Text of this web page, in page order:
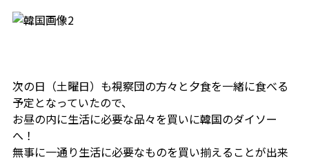
次の日（土曜日）も視察団の方々と夕食を一緒に食べる
予定となっていたので、
お昼の内に生活に必要な品々を買いに韓国のダイソー
へ！
無事に一通り生活に必要なものを買い揃えることが出来